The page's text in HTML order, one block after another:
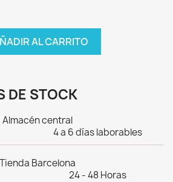
AL CARRITO
DE STOCK
Almacén central
4 a 6 días laborables
Tienda Barcelona
24 - 48 Horas